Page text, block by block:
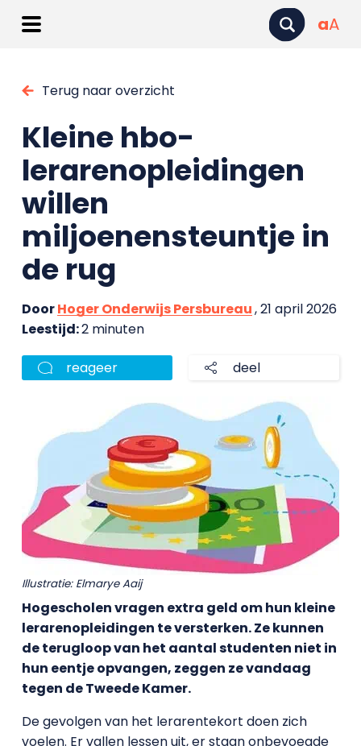
aA
Terug naar overzicht
Kleine hbo-
lerarenopleidingen
willen
miljoenensteuntje in
de rug
DoorHoger Onderwijs Persbureau, 21 april 2026
Leestijd:2 minuten
reageer deel
Illustratie: Elmarye Aaij
Hogescholen vragen extra geld om hun kleine
lerarenopleidingen te versterken. Ze kunnen
de terugloop van het aantal studenten niet in
hun eentje opvangen, zeggen ze vandaag
tegen de Tweede Kamer.
De gevolgen van het lerarentekort doen zich
voelen. Er vallen lessen uit, er staan onbevoegde